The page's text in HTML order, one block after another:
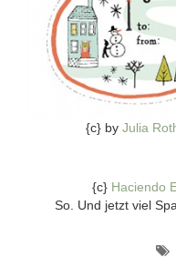
{c} by Julia
{c} Haciendo
So. Und jetzt viel